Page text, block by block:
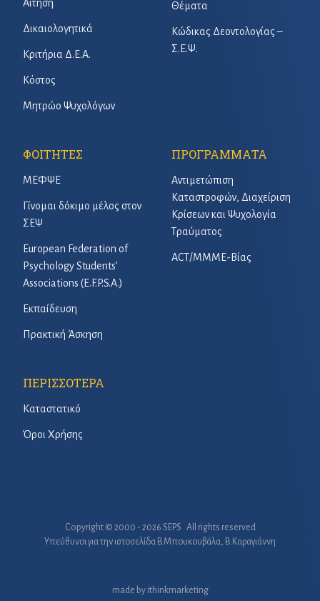
Θέματα
Κώδικας Δεοντολογίας –
Σ.Ε.Ψ.
Αίτηση
Δικαιολογητικά
Κριτήρια Δ.Ε.Α.
Κόστος
Μητρώο Ψυχολόγων
ΦΟΙΤΗΤΕΣ
ΜΕΦΨΕ
Γίνομαι δόκιμο μέλος στον
ΣΕΨ
European Federation of
Psychology Students’
Associations (E.F.P.S.A.)
Εκπαίδευση
Πρακτική Άσκηση
ΠΡΟΓΡΑΜΜΑΤΑ
Αντιμετώπιση
Καταστροφών, Διαχείριση
Κρίσεων και Ψυχολογία
Τραύματος
ACT/ΜΜΜΕ-Βίας
ΠΕΡΙΣΣΟΤΕΡΑ
Καταστατικό
Όροι Χρήσης
Copyright © 2000 - 2026 SEPS . All rights reserved
Υπεύθυνοι για την ιστοσελίδα B.Μπουκουβάλα, Β.Καραγιάννη
made by ithinkmarketing